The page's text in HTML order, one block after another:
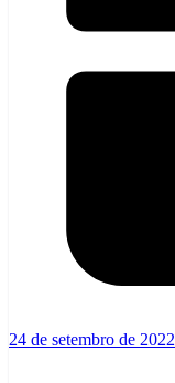
24 de setembro de 2022